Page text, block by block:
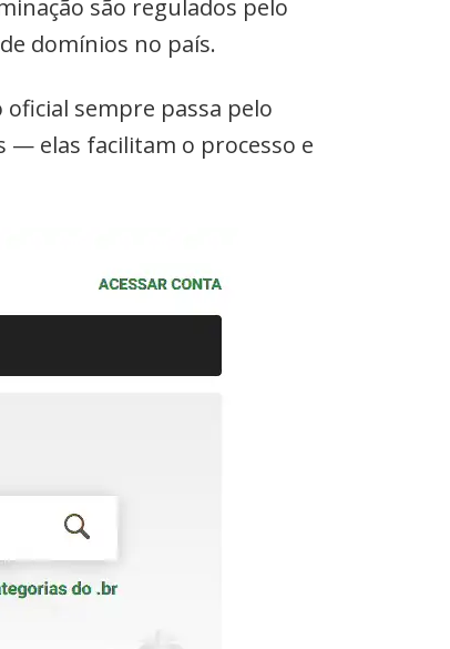
são regulados pelo
domínios no país.
sempre passa pelo
— elas facilitam o processo e